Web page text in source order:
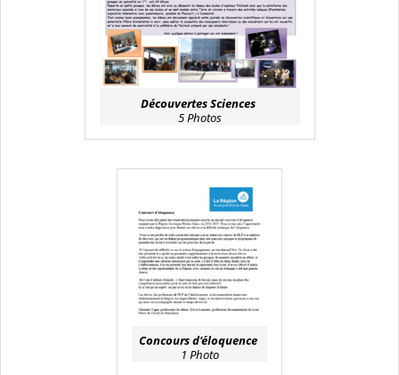
Découvertes Sciences
5 Photos
Concours d'éloquence
1 Photo